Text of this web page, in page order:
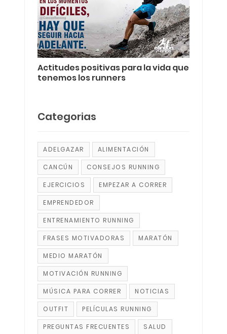
Actitudes positivas para la vida que
tenemos los runners
Categorias
ADELGAZAR ALIMENTACIÓN
CANCÚN CONSEJOS RUNNING
EJERCICIOS EMPEZAR A CORRER
EMPRENDEDOR
ENTRENAMIENTO RUNNING
FRASES MOTIVADORAS MARATÓN
MEDIO MARATÓN
MOTIVACIÓN RUNNING
MÚSICA PARA CORRER NOTICIAS
OUTFIT PELÍCULAS RUNNING
PREGUNTAS FRECUENTES SALUD